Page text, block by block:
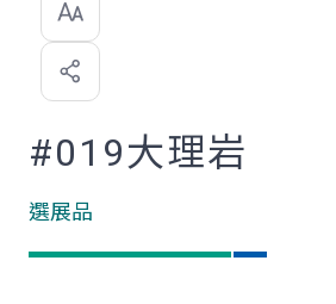
選
喜
歡
#019大理岩
選展品